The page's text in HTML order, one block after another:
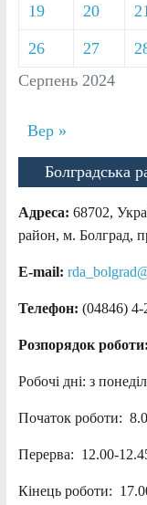
Серпень 2024
19 20 21
26 27
Вер »
Болградська
Адреса: 68702,
район, м. Болград,
E-mail:
Телефон: (04846) 4-
Розпорядок роботи:
Робочі дні: з
Початок роботи:
Перерва: 12.00-
Кінець роботи: